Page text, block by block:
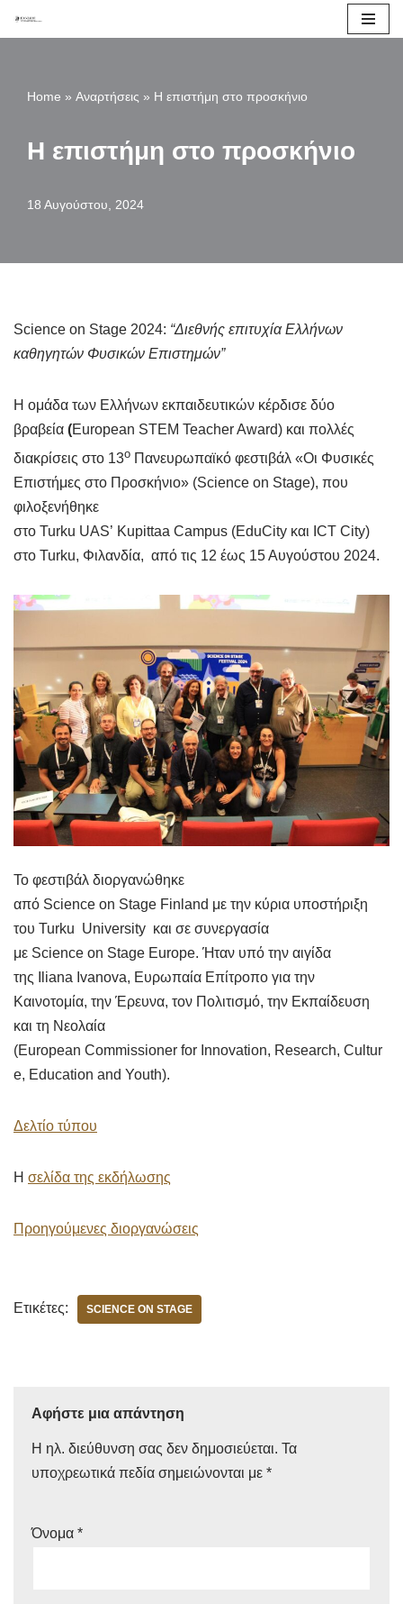
περιεχόμενο
Home » Αναρτήσεις » Η επιστήμη στο προσκήνιο
Η επιστήμη στο προσκήνιο
18 Αυγούστου, 2024
Science on Stage 2024: “Διεθνής επιτυχία Ελλήνων
καθηγητών Φυσικών Επιστημών”
H oμάδα των Ελλήνων εκπαιδευτικών κέρδισε δύο
βραβεία (European STEM Teacher Award) και πολλές
διακρίσεις στο 13ο Πανευρωπαϊκό φεστιβάλ «Οι Φυσικές
Επιστήμες στο Προσκήνιο» (Science on Stage), που
φιλοξενήθηκε
στο Turku UAS’ Kupittaa Campus (EduCity και ICT City)
στο Turku, Φιλανδία, από τις 12 έως 15 Αυγούστου 2024.
Το φεστιβάλ διοργανώθηκε
από Science on Stage Finland με την κύρια υποστήριξη
του Turku University και σε συνεργασία
με Science on Stage Europe. Ήταν υπό την αιγίδα
της Iliana Ivanova, Ευρωπαία Επίτροπο για την
Καινοτομία, την Έρευνα, τον Πολιτισμό, την Εκπαίδευση
και τη Νεολαία
(European Commissioner for Innovation, Research, Cultur
e, Education and Youth).
Δελτίο τύπου
Η σελίδα της εκδήλωσης
Προηγούμενες διοργανώσεις
Ετικέτες: SCIENCE ON STAGE
Αφήστε μια απάντηση
Η ηλ. διεύθυνση σας δεν δημοσιεύεται. Τα
υποχρεωτικά πεδία σημειώνονται με *
Όνομα *